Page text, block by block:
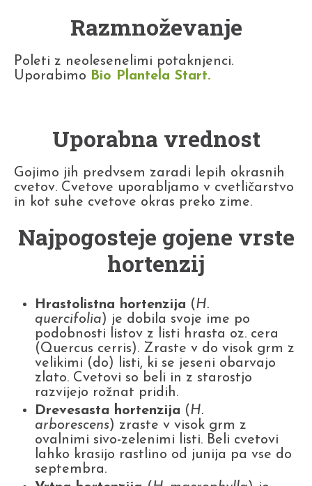
Razmnoževanje
Poleti z neolesenelimi potaknjenci.
Uporabimo Bio Plantela Start.
Uporabna vrednost
Gojimo jih predvsem zaradi lepih okrasnih
cvetov. Cvetove uporabljamo v cvetličarstvo
in kot suhe cvetove okras preko zime.
Najpogosteje gojene vrste
hortenzij
Hrastolistna hortenzija (H.
quercifolia) je dobila svoje ime po
podobnosti listov z listi hrasta oz. cera
(Quercus cerris). Zraste v do visok grm z
velikimi (do) listi, ki se jeseni obarvajo
zlato. Cvetovi so beli in z starostjo
razvijejo rožnat pridih.
Drevesasta hortenzija (H.
arborescens) zraste v visok grm z
ovalnimi sivo-zelenimi listi. Beli cvetovi
lahko krasijo rastlino od junija pa vse do
septembra.